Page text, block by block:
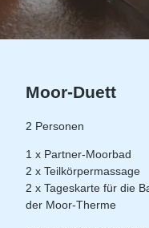
Moor-Duett
2 Personen
1 x Partner-Moorbad
2 x Teilkörpermassage
2 x Tageskarte für die
der Moor-Therme